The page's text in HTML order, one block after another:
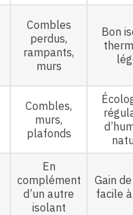
Combles
perdus,
rampants,
murs
Bon
Combles,
murs,
plafonds
En
complément
d’un autre
isolant
Gain
facile